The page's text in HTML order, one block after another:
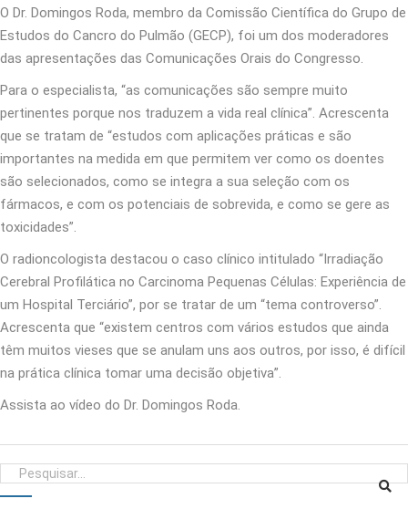
O Dr. Domingos Roda, membro da Comissão Científica do Grupo de
Estudos do Cancro do Pulmão (GECP), foi um dos moderadores
das apresentações das Comunicações Orais do Congresso.
Para o especialista, “as comunicações são sempre muito
pertinentes porque nos traduzem a vida real clínica”. Acrescenta
que se tratam de “estudos com aplicações práticas e são
importantes na medida em que permitem ver como os doentes
são selecionados, como se integra a sua seleção com os
fármacos, e com os potenciais de sobrevida, e como se gere as
toxicidades”.
O radioncologista destacou o caso clínico intitulado “Irradiação
Cerebral Profilática no Carcinoma Pequenas Células: Experiência de
um Hospital Terciário”, por se tratar de um “tema controverso”.
Acrescenta que “existem centros com vários estudos que ainda
têm muitos vieses que se anulam uns aos outros, por isso, é difícil
na prática clínica tomar uma decisão objetiva”.
Assista ao vídeo do Dr. Domingos Roda.